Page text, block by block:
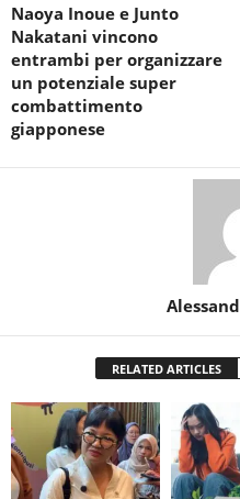
Naoya Inoue e Junto
Nakatani vincono
entrambi per organizzare
un potenziale super
combattimento
giapponese
RELATED ARTICLES